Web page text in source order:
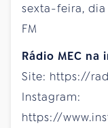
sexta-feira, dia
FM
Rádio MEC
Site: https://
Instagram:
https://